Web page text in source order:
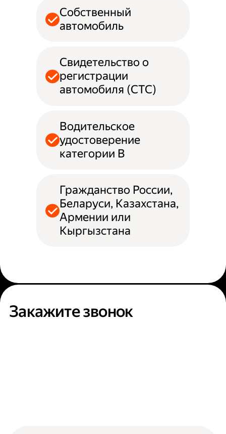
Собственный
автомобиль
Свидетельство о
регистрации
автомобиля (СТС)
Водительское
удостоверение
категории B
Гражданство России,
Беларуси, Казахстана,
Армении или
Кыргызстана
Закажите звонок